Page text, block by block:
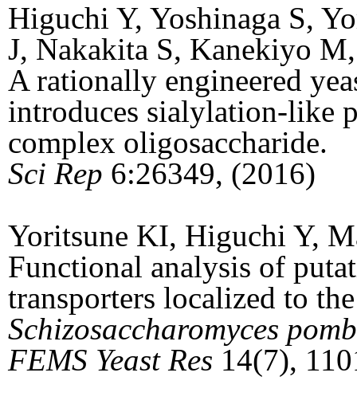
Higuchi Y, Yoshinaga S,
J, Nakakita S, Kanekiyo
A rationally engineered
introduces sialylation-like
complex oligosaccharide.
Sci Rep 6:26349, (2016)
Yoritsune KI, Higuchi Y,
Functional analysis of
transporters localized to
Schizosaccharomyces
FEMS Yeast Res 14(7),